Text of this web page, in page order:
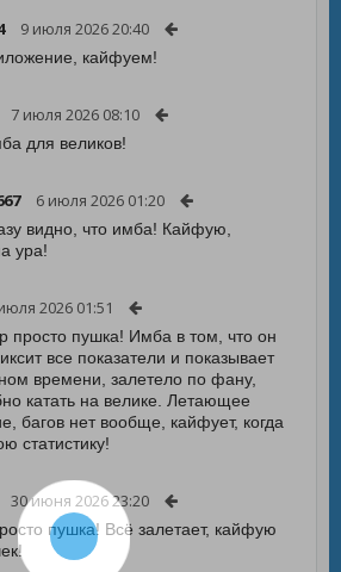
9 июля 2026 20:40
кайфуем!
7 июля 2026 08:10
для великов!
6 июля 2026 01:20
видно, что имба! Кайфую,
ура!
2026 01:51
просто пушка! Имба в том, что он
все показатели и показывает
времени, залетело по фану,
катать на велике. Летающее
багов нет вообще, кайфует, когда
статистику!
30 июня 2026 23:20
пушка! Всё залетает, кайфую